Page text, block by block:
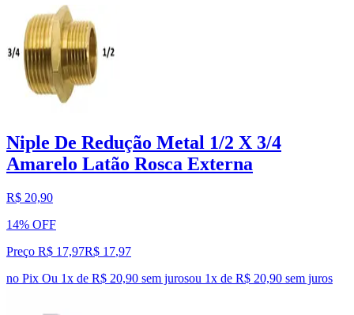
Niple De Redução Metal 1/2 X 3/4
Amarelo Latão Rosca Externa
R$ 20,90
14% OFF
Preço R$ 17,97R$ 17,97
no Pix Ou 1x de R$ 20,90 sem jurosou 1x de R$ 20,90 sem juros